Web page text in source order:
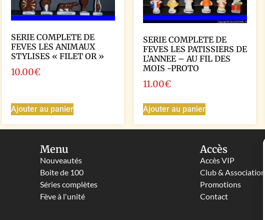
SERIE COMPLETE DE
FEVES LES ANIMAUX
STYLISES « FILET OR »
10.00€
Ajouter au panier
SERIE COMPLETE DE
FEVES LES PATISSIERS DE
L’ANNEE – AU FIL DES
MOIS -PROTO
11.00€
Ajouter au panier
Menu
Nouveautés
Boite de 100
Séries complètes
Fève à l'unité
Accès
Accès VIP
Club & Associations
Promotions
Contact